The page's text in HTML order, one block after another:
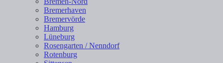
Bremerhaven
Bremervörde
Hamburg
Lüneburg
Rosengarten / Nenndorf
Rotenburg